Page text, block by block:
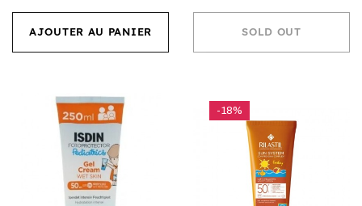
AJOUTER AU PANIER SOLD OUT
-18%